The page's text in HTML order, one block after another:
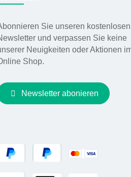
Sie unseren kostenlosen
und verpassen Sie keine
Neuigkeiten oder Aktionen
Shop.
Newsletter abonieren